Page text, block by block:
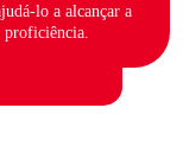
lo a alcançar a
proficiência.